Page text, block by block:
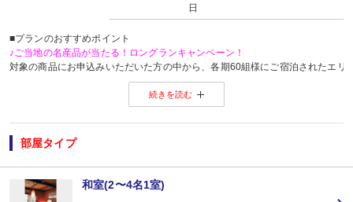
日
■プランのおすすめポイント
♪ご当地の名産品が当たる！ロングランキャンペーン！
対象の商品にお申込みいただいた方の中から、各期60組様にご宿泊されたエリ
※当選した方には各期終了後の翌月中旬頃にメールにてご連絡いたします。
当選した場合は、ご当地名産品発送のため、お客様の氏名・住所・電話番号
ご当地名産品発送以外の目的では使用いたしません。
※「＠nta.co.jp」よりメールをお送りいたしますので、ドメイン受信設定を
※
ご当地名産品キャンペーンサイト 詳しくはこちら
【お楽しみメニュー】
・オリジナルポストカード付
・記念日（誕生日・結婚記念日）の前後一日の方に、地酒吟醸酒グラス1杯付！
※記念日前後一日が宿泊期間中に含まれる場合に限ります。証明できるもの
続きを読む
部屋タイプ
和室(2〜4名1室)